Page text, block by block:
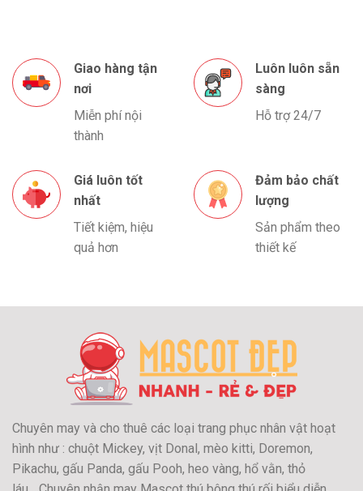
Giao hàng tận
nơi
Miễn phí nội
thành
Luôn luôn sẵn
sàng
Hỗ trợ 24/7
Giá luôn tốt
nhất
Tiết kiệm, hiệu
quả hơn
Đảm bảo chất
lượng
Sản phẩm theo
thiết kế
Chuyên may và cho thuê các loại trang phục nhân vật hoạt
hình như : chuột Mickey, vịt Donal, mèo kitti, Doremon,
Pikachu, gấu Panda, gấu Pooh, heo vàng, hổ vằn, thỏ